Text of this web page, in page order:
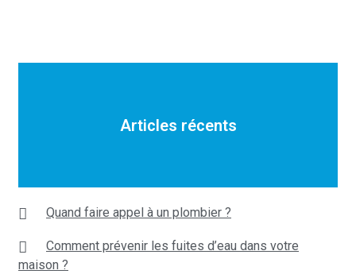
Articles récents
Quand faire appel à un plombier ?
Comment prévenir les fuites d’eau dans votre
maison ?